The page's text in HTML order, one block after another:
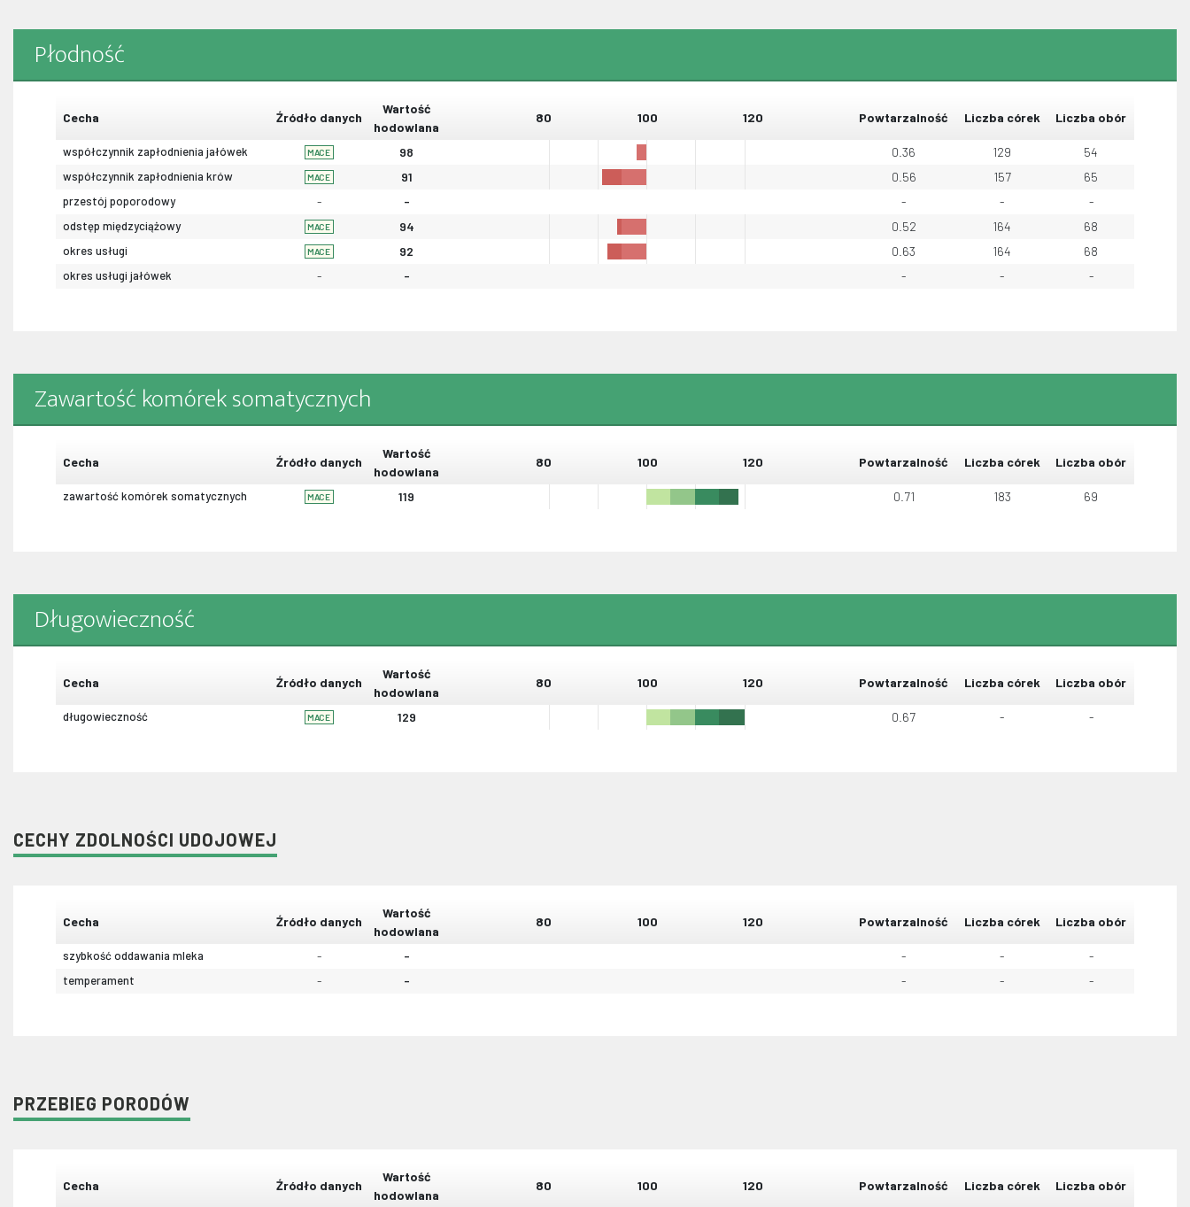
Płodność
Cecha Źródło danych
Wartość
hodowlana
80 100 120 Powtarzalność Liczba córek Liczba obór
współczynnik zapłodnienia jałówek MACE 98 0.36 129 54
współczynnik zapłodnienia krów MACE 91 0.56 157 65
przestój poporodowy - - - - -
odstęp międzyciążowy MACE 94 0.52 164 68
okres usługi MACE 92 0.63 164 68
okres usługi jałówek - - - - -
Zawartość komórek somatycznych
Cecha Źródło danych
Wartość
hodowlana
80 100 120 Powtarzalność Liczba córek Liczba obór
zawartość komórek somatycznych MACE 119 0.71 183 69
Długowieczność
Cecha Źródło danych
Wartość
hodowlana
80 100 120 Powtarzalność Liczba córek Liczba obór
długowieczność MACE 129 0.67 - -
CECHY ZDOLNOŚCI UDOJOWEJ
Cecha Źródło danych
Wartość
hodowlana
80 100 120 Powtarzalność Liczba córek Liczba obór
szybkość oddawania mleka - - - - -
temperament - - - - -
PRZEBIEG PORODÓW
Cecha Źródło danych
Wartość
hodowlana
80 100 120 Powtarzalność Liczba córek Liczba obór